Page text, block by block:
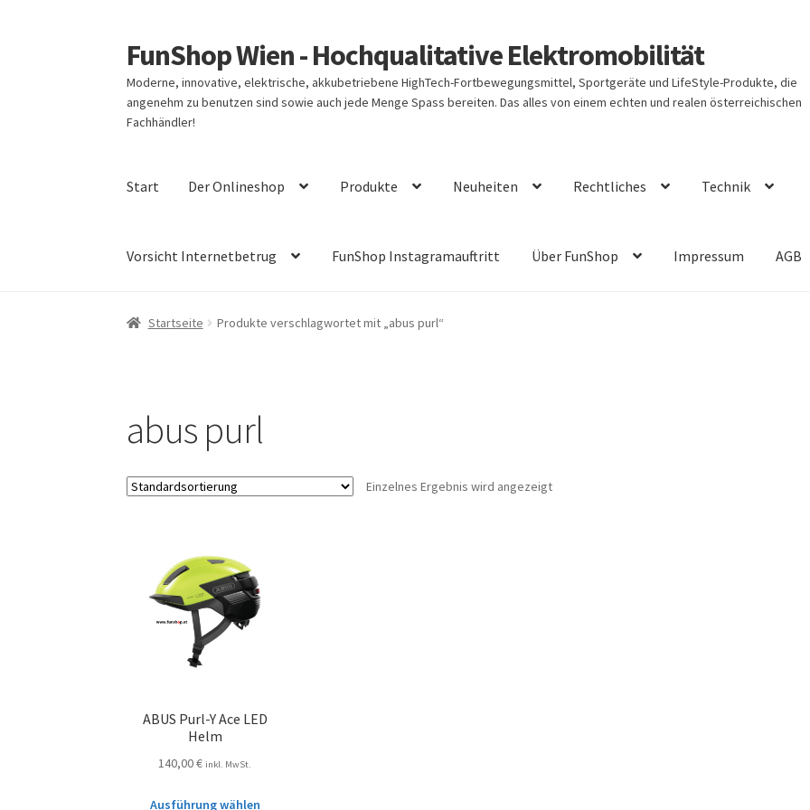
Zur
Navigation
springen
Zum
Inhalt
springen
FunShop Wien - Hochqualitative Elektromobilität
Moderne, innovative, elektrische, akkubetriebene HighTech-Fortbewegungsmittel, Sportgeräte und LifeStyle-Produkte, die
angenehm zu benutzen sind sowie auch jede Menge Spass bereiten. Das alles von einem echten und realen österreichischen
Fachhändler!
Start Der Onlineshop Produkte Neuheiten Rechtliches Technik
Vorsicht Internetbetrug FunShop Instagramauftritt Über FunShop Impressum AGB
Startseite Produkte verschlagwortet mit „abus purl“
abus purl
Einzelnes Ergebnis wird angezeigt
ABUS Purl-Y Ace LED
Helm
140,00€ inkl. MwSt.
Ausführung wählen